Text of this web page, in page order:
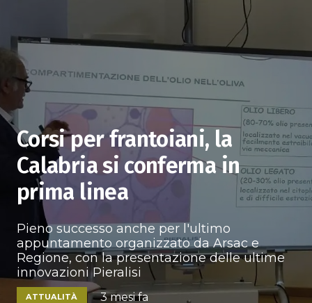
Corsi per frantoiani, la
Calabria si conferma in
prima linea
Pieno successo anche per l'ultimo
appuntamento organizzato da Arsac e
Regione, con la presentazione delle ultime
innovazioni Pieralisi
ATTUALITÀ 3 mesi fa